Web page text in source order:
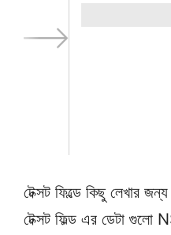
টেক্সট ফিল্ডে কিছু লেখার
টেক্সট ফিল্ড এর ডেটা